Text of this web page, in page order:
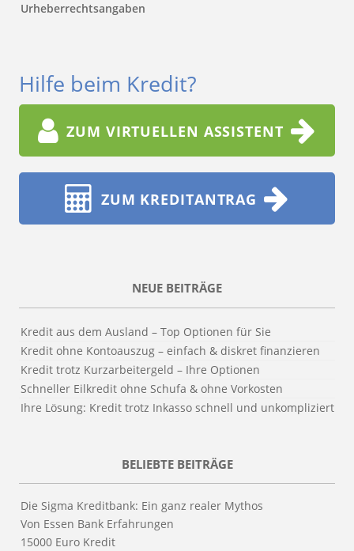
Urheberrechtsangaben
Hilfe beim Kredit?
ZUM VIRTUELLEN ASSISTENT
ZUM KREDITANTRAG
NEUE BEITRÄGE
Kredit aus dem Ausland – Top Optionen für Sie
Kredit ohne Kontoauszug – einfach & diskret finanzieren
Kredit trotz Kurzarbeitergeld – Ihre Optionen
Schneller Eilkredit ohne Schufa & ohne Vorkosten
Ihre Lösung: Kredit trotz Inkasso schnell und unkompliziert
BELIEBTE BEITRÄGE
Die Sigma Kreditbank: Ein ganz realer Mythos
Von Essen Bank Erfahrungen
15000 Euro Kredit